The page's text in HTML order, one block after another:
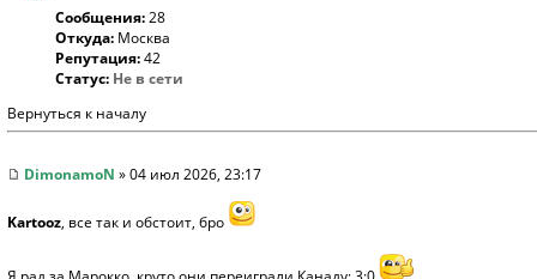
Сообщения:28
Откуда: Москва
Репутация:42
Статус: Не в сети
Вернуться к началу
DimonamoN » 04 июл 2026, 23:17
Kartooz, все так и обстоит, бро